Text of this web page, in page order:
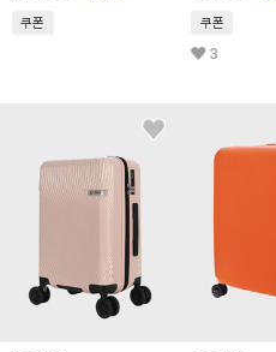
쿠폰 쿠폰
3